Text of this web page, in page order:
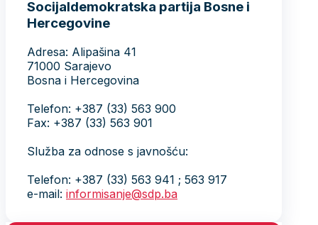
Socijaldemokratska partija Bosne i
Hercegovine
Adresa: Alipašina 41
71000 Sarajevo
Bosna i Hercegovina
Telefon: +387 (33) 563 900
Fax: +387 (33) 563 901
Služba za odnose s javnošću:
Telefon: +387 (33) 563 941 ; 563 917
e-mail: informisanje@sdp.ba